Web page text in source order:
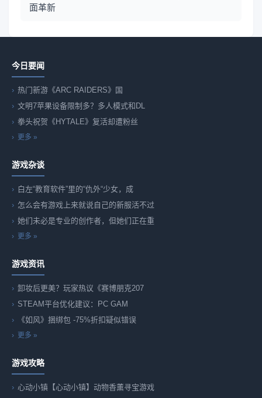
面革新
今日要闻
热门新游《ARC RAIDERS》国
文明7苹果设备限制多？多人模式和DL
拳头祝贺《HYTALE》复活却遭粉丝
更多 »
游戏杂谈
白左“教育软件”里的“仇外“少女，成
怎么会有游戏上来就说自己的新服活不过
她们未必是专业的创作者，但她们正在重
更多 »
游戏资讯
卸妆后更美？玩家热议《赛博朋克207
STEAM平台优化建议：PC GAM
《如风》捆绑包 -75%折扣疑似错误
更多 »
游戏攻略
心动小镇【心动小镇】动物香薰寻宝游戏